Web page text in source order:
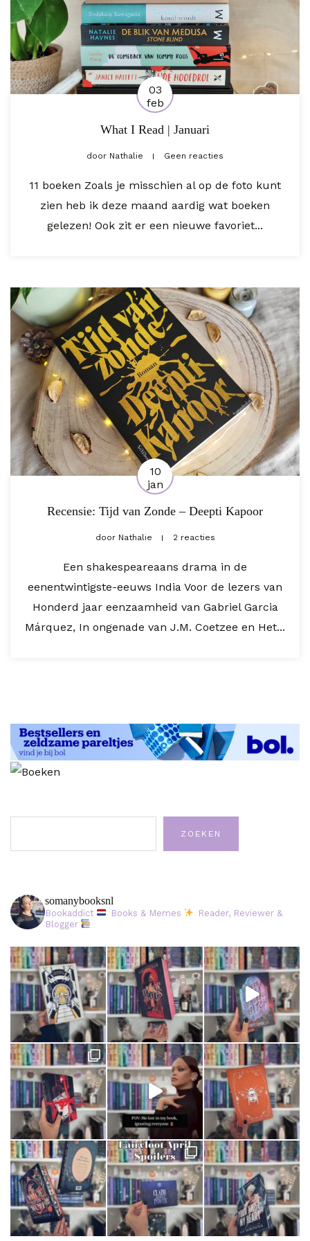
03
feb
What I Read | Januari
door Nathalie Geen reacties
11 boeken Zoals je misschien al op de foto kunt
zien heb ik deze maand aardig wat boeken
gelezen! Ook zit er een nieuwe favoriet...
10
jan
Recensie: Tijd van Zonde – Deepti Kapoor
doorNathalie 2 reacties
Een shakespeareaans drama in de
eenentwintigste-eeuws India Voor de lezers van
Honderd jaar eenzaamheid van Gabriel Garcia
Márquez, In ongenade van J.M. Coetzee en Het...
ZOEKEN
somanybooksnl
Bookaddict Books & Memes
Reader, Reviewer &
Blogger